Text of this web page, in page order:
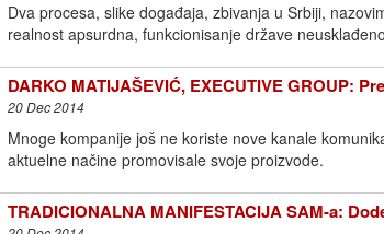
Dva procesa, slike događaja, zbivanja u Srbiji,
realnost apsurdna, funkcionisanje države
DARKO MATIJAŠEVIĆ, EXECUTIVE GROUP:
20 Dec 2014
Mnoge kompanije još ne koriste nove kanale
aktuelne načine promovisale svoje proizvode.
TRADICIONALNA MANIFESTACIJA SAM-a: